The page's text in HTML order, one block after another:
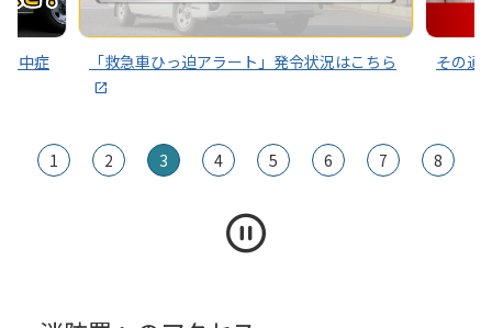
中症 「救急車ひっ迫アラート」発令状況はこちら その通
1 2 3 4 5 6 7 8